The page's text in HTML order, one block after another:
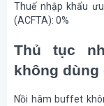
Thuế nhập khẩu
(ACFTA): 0%
Thủ tục
không dùng
Nồi hâm buffet